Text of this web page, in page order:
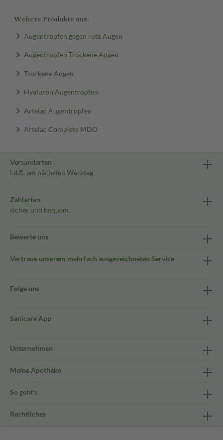
Weitere Produkte aus:
Augentropfen gegen rote Augen
Augentropfen Trockene Augen
Trockene Augen
Hyaluron Augentropfen
Artelac Augentropfen
Artelac Complete MDO
Versandarten
i.d.R. am nächsten Werktag
Zahlarten
sicher und bequem
Bewerte uns
Vertraue unserem mehrfach ausgezeichneten Service
Folge uns
Sanicare App
Unternehmen
Meine Apotheke
So geht's
Rechtliches